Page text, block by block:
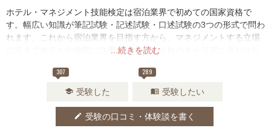
...続きを読む
ホテル・マネジメント技能検定は宿泊業界で初めての国家資格で
す。幅広い知識が筆記試験・記述試験・口述試験の3つの形式で問わ
れます。これから宿泊業界を目指す方から、マネジメントする立場
の方までホテルや旅館に従事する方それぞれのキャリアに合わせた
307
school 受験した
289
menu_book 受験したい
edit 受験の口コミ・体験談を書く